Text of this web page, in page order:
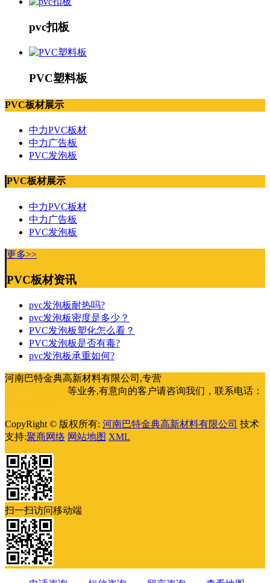
pvc扣板
PVC塑料板
PVC板材展示
中力PVC板材
中力广告板
PVC发泡板
PVC板材展示
中力PVC板材
中力广告板
PVC发泡板
更多>>
PVC板材资讯
pvc发泡板耐热吗?
pvc发泡板密度是多少？
PVC发泡板塑化怎么看？
PVC发泡板是否有毒?
pvc发泡板承重如何?
河南巴特金典高新材料有限公司,专营
等业务,有意向的客户请咨询我们，联系电话：
CopyRight © 版权所有: 河南巴特金典高新材料有限公司 技术
支持:聚商网络 网站地图 XML
扫一扫访问移动端